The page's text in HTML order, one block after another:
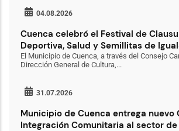
04.08.2026
Cuenca celebró el Festival de
Deportiva, Salud y Semillitas de
El Municipio de Cuenca, a través del Consejo
Dirección General de Cultura,...
31.07.2026
Municipio de Cuenca entrega nuevo
Integración Comunitaria al sector